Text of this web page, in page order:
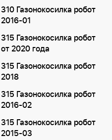
310 Газонокосилка робот
2016-01
315 Газонокосилка робот
от 2020 года
315 Газонокосилка робот
2018
315 Газонокосилка робот
2016-02
315 Газонокосилка робот
2015-03